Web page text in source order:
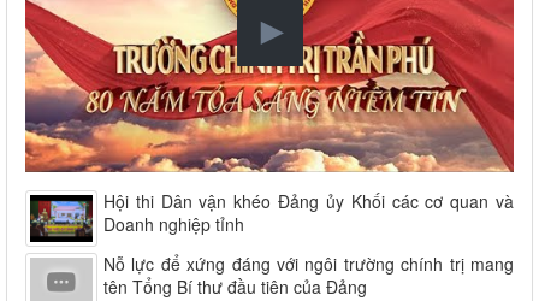
Hội thi Dân vận khéo Đảng ủy Khối các cơ quan và
Doanh nghiệp tỉnh
Nỗ lực để xứng đáng với ngôi trường chính trị mang
tên Tổng Bí thư đầu tiên của Đảng